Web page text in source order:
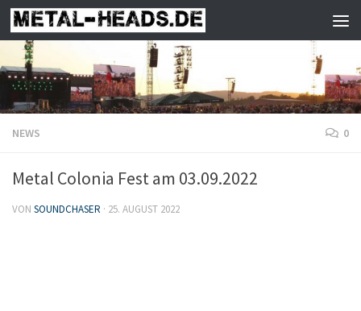
Zum Inhalt springen
NEWS 0
Metal Colonia Fest am 03.09.2022
VON SOUNDCHASER · 25. AUGUST 2022